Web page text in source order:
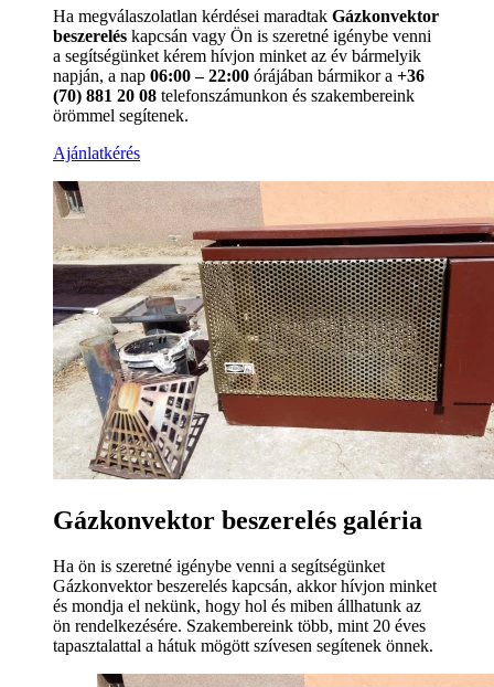
Ha megválaszolatlan kérdései maradtak Gázkonvektor
beszerelés kapcsán vagy Ön is szeretné igénybe venni
a segítségünket kérem hívjon minket az év bármelyik
napján, a nap 06:00 – 22:00 órájában bármikor a +36
(70) 881 20 08 telefonszámunkon és szakembereink
örömmel segítenek.
Ajánlatkérés
Gázkonvektor beszerelés galéria
Ha ön is szeretné igénybe venni a segítségünket
Gázkonvektor beszerelés kapcsán, akkor hívjon minket
és mondja el nekünk, hogy hol és miben állhatunk az
ön rendelkezésére. Szakembereink több, mint 20 éves
tapasztalattal a hátuk mögött szívesen segítenek önnek.